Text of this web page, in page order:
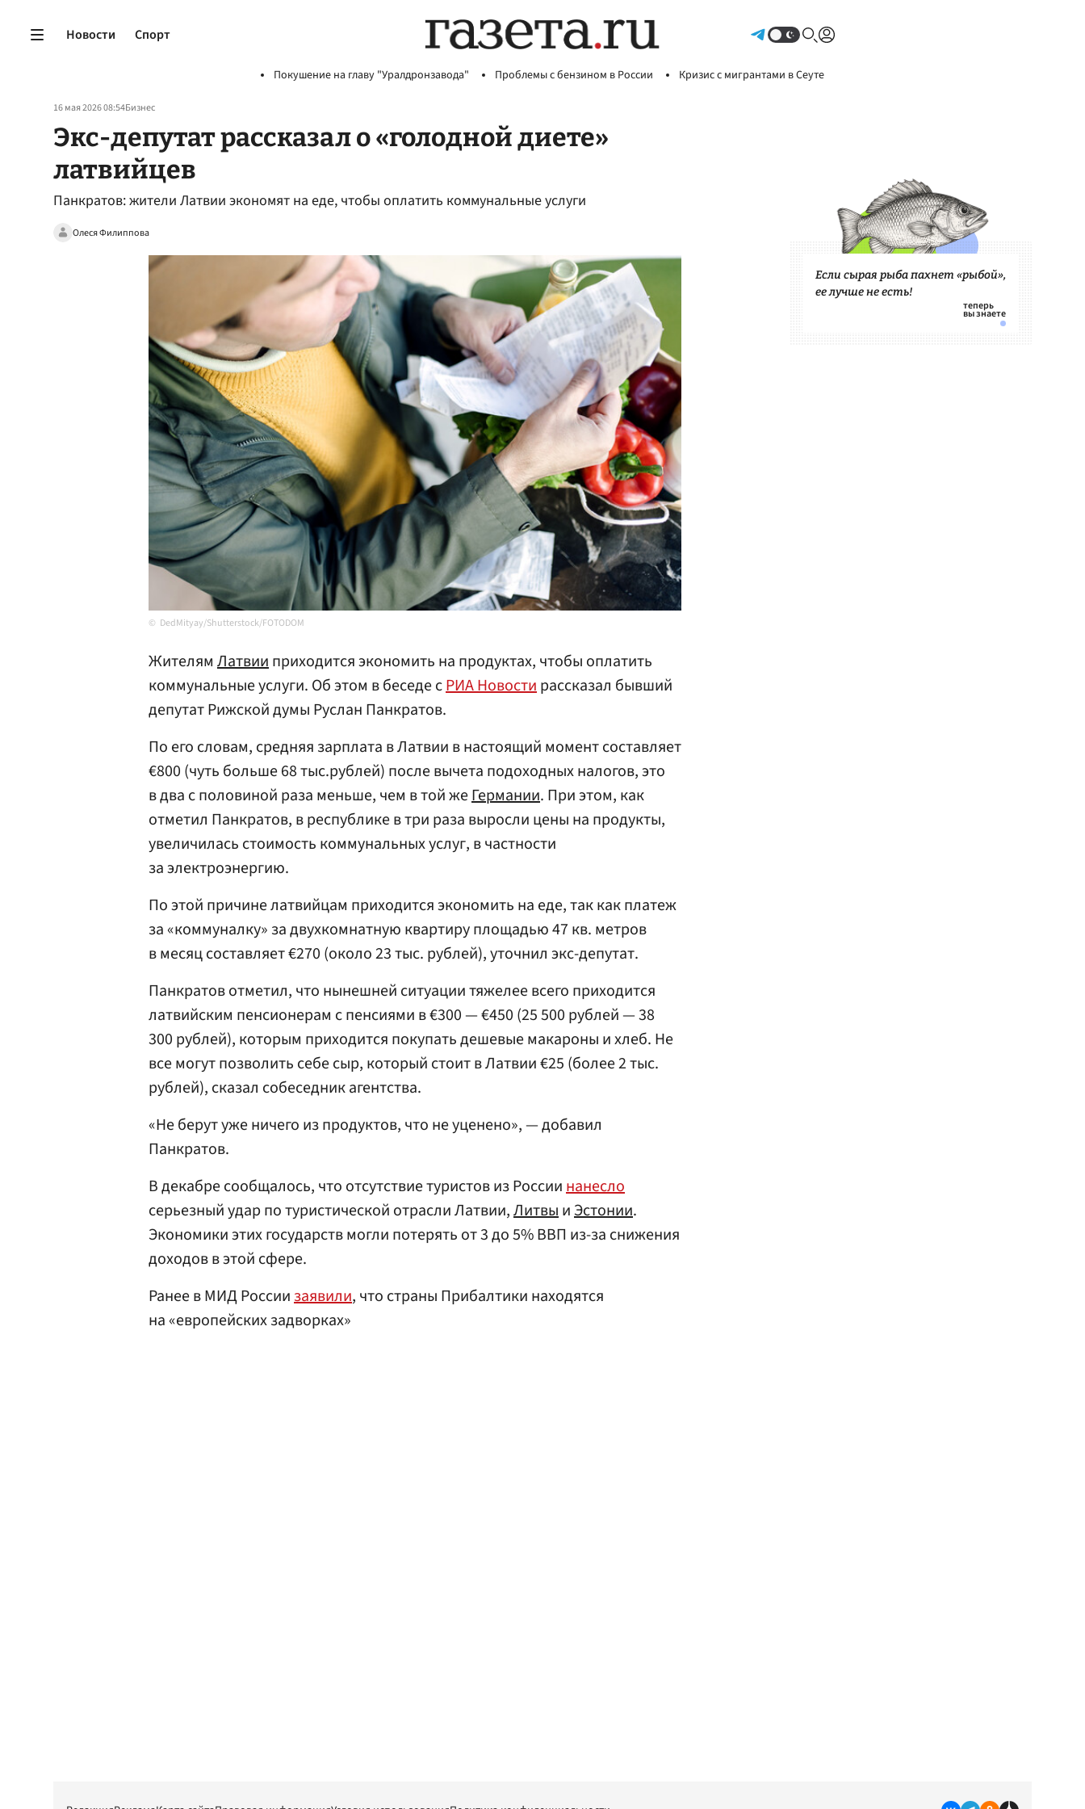
Новости Спорт
Покушение на главу "Уралдронзавода" Проблемы с бензином в России Кризис с мигрантами в Сеуте
16 мая 2026 08:54Бизнес
Экс-депутат рассказал о «голодной диете»
латвийцев
Панкратов: жители Латвии экономят на еде, чтобы оплатить коммунальные услуги
Олеся Филиппова
DedMityay/Shutterstock/FOTODOM
Жителям Латвииприходится экономить на продуктах, чтобы оплатить
коммунальные услуги. Об этом в беседе сРИА Новостирассказал бывший
депутат Рижской думы Руслан Панкратов.
По его словам, средняя зарплата в Латвии в настоящий момент составляет
€800 (чуть больше 68 тыс.рублей) после вычета подоходных налогов, это
в два с половиной раза меньше, чем в той жеГермании. При этом, как
отметил Панкратов, в республике в три раза выросли цены на продукты,
увеличилась стоимость коммунальных услуг, в частности
за электроэнергию.
По этой причине латвийцам приходится экономить на еде, так как платеж
за «коммуналку» за двухкомнатную квартиру площадью 47 кв. метров
в месяц составляет €270 (около 23 тыс. рублей), уточнил экс-депутат.
Панкратов отметил, что нынешней ситуации тяжелее всего приходится
латвийским пенсионерам с пенсиями в €300 — €450 (25 500 рублей — 38
300 рублей), которым приходится покупать дешевые макароны и хлеб. Не
все могут позволить себе сыр, который стоит в Латвии €25 (более 2 тыс.
рублей), сказал собеседник агентства.
«Не берут уже ничего из продуктов, что не уценено», — добавил
Панкратов.
В декабре сообщалось, что отсутствие туристов из Россиинанесло
серьезный удар по туристической отрасли Латвии,ЛитвыиЭстонии.
Экономики этих государств могли потерять от 3 до 5% ВВП из-за снижения
доходов в этой сфере.
Ранее в МИД Россиизаявили, что страны Прибалтики находятся
на «европейских задворках»
Если сырая рыба пахнет «рыбой»,
ее лучше не есть!